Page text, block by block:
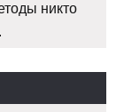
никто